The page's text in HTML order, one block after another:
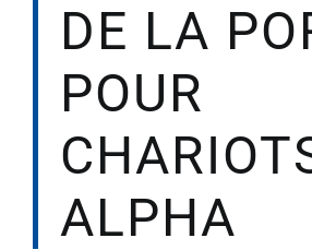
SociétéDE LA
POUR
ALPHA